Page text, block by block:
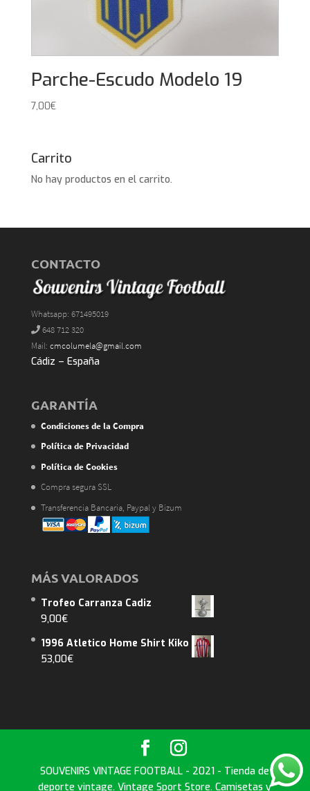
Parche-Escudo Modelo 19
7,00€
Carrito
No hay productos en el carrito.
CONTACTO
Whatsapp: 671495019
648 712 320
Mail: cmcolumela@gmail.com
Cádiz – España
GARANTÍA
Condiciones de la Compra
Política de Privacidad
Política de Cookies
Compra segura SSL
Transferencia Bancaria, Paypal y Bizum
MÁS VALORADOS
Trofeo Carranza Cadiz
9,00€
1996 Atletico Home Shirt Kiko
53,00€
SOUVENIRS VINTAGE FOOTBALL - 2021 - Tienda de
deporte vintage. Vintage Sport Store. Camisetas y